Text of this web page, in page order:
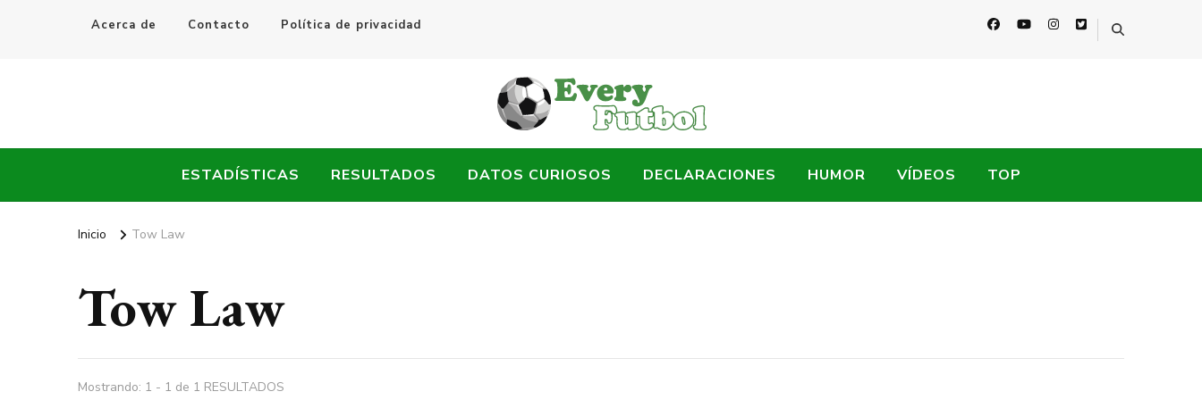
Acerca de Contacto Política de privacidad
Every Fútbol
ESTADÍSTICAS RESULTADOS DATOS CURIOSOS DECLARACIONES HUMOR VÍDEOS TOP
Inicio Tow Law
Tow Law
Mostrando: 1 - 1 de 1 RESULTADOS